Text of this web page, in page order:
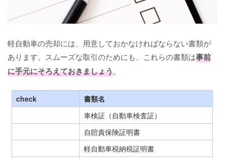
軽自動車の売却には、用意しておかなければならない書類が
あります。スムーズな取引のためにも、これらの書類は事前
に手元にそろえておきましょう。
check
書類名
車検証（自動車検査証）
自賠責保険証明書
軽自動車税納税証明書